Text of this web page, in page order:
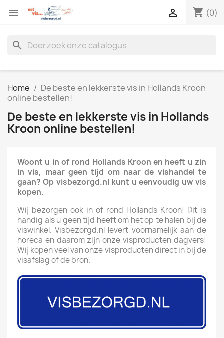
 shopping_cart (0)

search
Home
De beste en lekkerste vis in Hollands Kroon
online bestellen!
De beste en lekkerste vis in Hollands
Kroon online bestellen!
Woont u in of rond Hollands Kroon en heeft u zin
in vis, maar geen tijd om naar de vishandel te
gaan? Op visbezorgd.nl kunt u eenvoudig uw vis
kopen.
Wij bezorgen ook in of rond Hollands Kroon! Dit is
handig als u geen tijd heeft om het op te halen bij de
viswinkel. Visbezorgd.nl levert voornamelijk aan de
horeca en daarom zijn onze visproducten dagvers!
Wij kopen veel van onze visproducten direct in bij de
visafslag of de bron.